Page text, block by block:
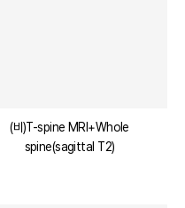
(비)T-spine MRI+Whole
spine(sagittal T2)